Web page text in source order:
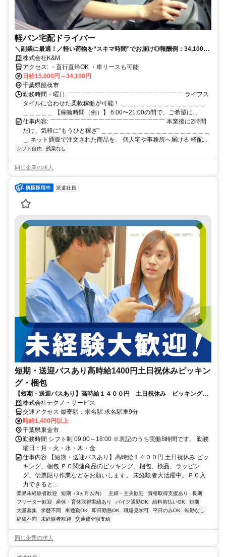
軽バン宅配ドライバー
＼副業に最適！／軽い荷物を“スキマ時間”でお届け◎報酬例：34,100円/
日も可能！社会保健加入OK/食事付き完全個室寮あり！即入居可｜普通
免許OK軽バン宅配ドライバー
株式会社K&M
アクセス: ・直行直帰OK ・車リースも可能
日給15,000円～34,100円
千葉県船橋市
勤務時間・曜日: ￣￣￣￣￣￣￣￣￣￣￣￣￣￣￣￣￣￣￣ ライフス
タイルに合わせた柔軟稼働が可能！ ＿＿＿＿＿＿＿＿＿＿＿＿＿＿
＿＿＿＿＿ 【稼働時間（例）】 6:00〜21:00の間で、ご希望に...
仕事内容: ￣￣￣￣￣￣￣￣￣￣￣￣￣￣￣￣￣￣￣ 本業後に2時間
だけ、気軽に“もうひと稼ぎ” ＿＿＿＿＿＿＿＿＿＿＿＿＿＿＿＿＿＿
＿ ネット通販で注文された商品を、 個人宅や事務所へ届ける 軽配...
シフト自由 残業なし
同じ企業の求人
派遣社員
短期・送迎バスあり高時給1400円土日祝休みピッキン
グ・梱包
【短期・送迎バスあり】高時給１４００円 土日祝休み ピッキング、
梱包株式会社テクノ・サービス
交通アクセス 最寄駅：求名駅 求名駅車9分
時給1,400円以上
千葉県東金市
勤務時間 シフト制 09:00～18:00 ※表記のうち実働8時間です。 勤務
曜日：月・火・水・木・金
仕事内容 【短期・送迎バスあり】高時給１４００円 土日祝休み ピッ
キング、梱包 ＰＣ関連商品のピッキング、梱包、検品、ラッピン
グ、伝票貼り作業などをお願いします。 未経験者大活躍中。ＰＣ入
力できると...
業界未経験者歓迎 短期（3ヵ月以内） 主婦・主夫歓迎 資格取得支援あり
長期
フリーター歓迎
産休・育休取得実績あり バイク通勤OK 給料前払いOK
短期
大量募集
学歴不問 車通勤OK 即日勤務OK 職場見学可 平日のみOK
転勤なし
経験不問
未経験者歓迎 交通費全額支給
同じ企業の求人